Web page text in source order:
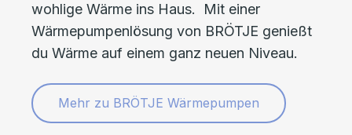
wohlige Wärme ins Haus. Mit einer
Wärmepumpenlösung von BRÖTJE genießt
du Wärme auf einem ganz neuen Niveau.
Mehr zu BRÖTJE Wärmepumpen